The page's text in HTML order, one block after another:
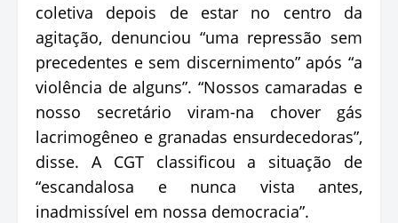
coletiva depois de estar no centro da
agitação, denunciou “uma repressão sem
precedentes e sem discernimento” após “a
violência de alguns”. “Nossos camaradas e
nosso secretário viram-na chover gás
lacrimogêneo e granadas ensurdecedoras”,
disse. A CGT classificou a situação de
“escandalosa e nunca vista antes,
inadmissível em nossa democracia”.